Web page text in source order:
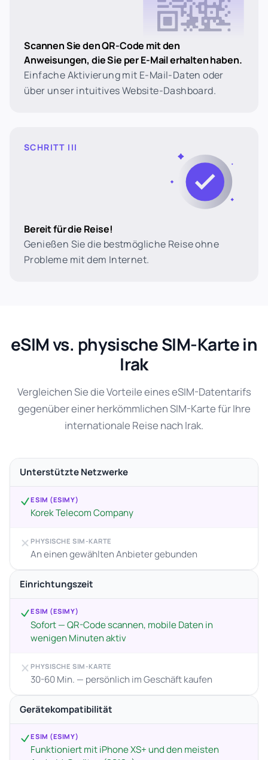
Scannen Sie den QR-Code mit den
Anweisungen, die Sie per E-Mail erhalten haben.
Einfache Aktivierung mit E-Mail-Daten oder
über unser intuitives Website-Dashboard.
SCHRITT III
Bereit für die Reise!
Genießen Sie die bestmögliche Reise ohne
Probleme mit dem Internet.
eSIM vs. physische SIM-Karte in
Irak
Vergleichen Sie die Vorteile eines eSIM-Datentarifs
gegenüber einer herkömmlichen SIM-Karte für Ihre
internationale Reise nach Irak.
Unterstützte Netzwerke
ESIM (ESIMY)
Korek Telecom Company
PHYSISCHE SIM-KARTE
An einen gewählten Anbieter gebunden
Einrichtungszeit
ESIM (ESIMY)
Sofort — QR-Code scannen, mobile Daten in
wenigen Minuten aktiv
PHYSISCHE SIM-KARTE
30-60 Min. — persönlich im Geschäft kaufen
Gerätekompatibilität
ESIM (ESIMY)
Funktioniert mit iPhone XS+ und den meisten